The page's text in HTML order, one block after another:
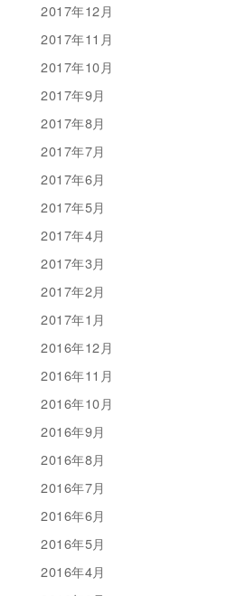
2017年12月
2017年11月
2017年10月
2017年9月
2017年8月
2017年7月
2017年6月
2017年5月
2017年4月
2017年3月
2017年2月
2017年1月
2016年12月
2016年11月
2016年10月
2016年9月
2016年8月
2016年7月
2016年6月
2016年5月
2016年4月